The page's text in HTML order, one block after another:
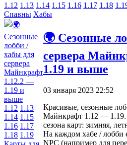
1.12 1.13 1.14 1.15 1.16 1.17 1.18
Спавны Хабы
1.12 1.13
1.14 1.15
1.16 1.17
1.18 1.19
🌍 Сезонные
сервера
1.19 и выше
03 января 2023 22:52
Красивые, сезонные
Майнкрафт 1.12 — 1.19.
сезона карт: зимняя,
На каждом хабе / лобби
NPC (например для